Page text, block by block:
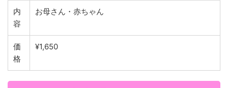
内
容
お母さん・赤ちゃん
価
格
¥1,650